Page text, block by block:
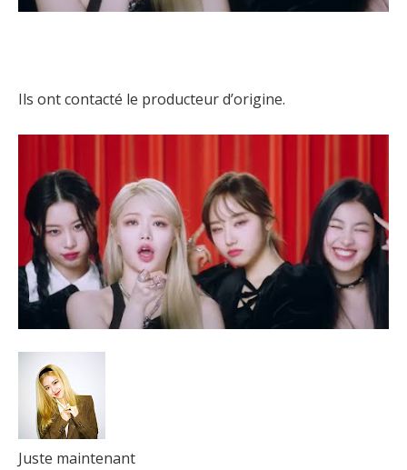
Ils ont contacté le producteur d’origine.
Juste maintenant